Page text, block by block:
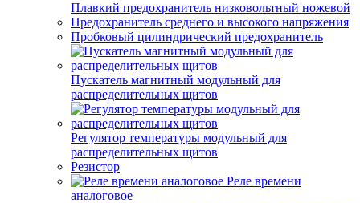
Плавкий предохранитель низковольтный ножевой
Предохранитель среднего и высокого напряжения
Пробковый цилиндрический предохранитель
Пускатель магнитный модульный для
распределительных щитов
Регулятор температуры модульный для
распределительных щитов
Резистор
Реле времени
аналоговое